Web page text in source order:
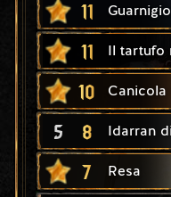
11
11 Il
10 Canicola
5 8 Idarran
7 Resa